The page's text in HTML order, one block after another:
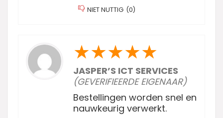
NIET NUTTIG (0)
★★★★★
JASPER’S ICT SERVICES
(GEVERIFIEERDE EIGENAAR)
Bestellingen worden snel en
nauwkeurig verwerkt.